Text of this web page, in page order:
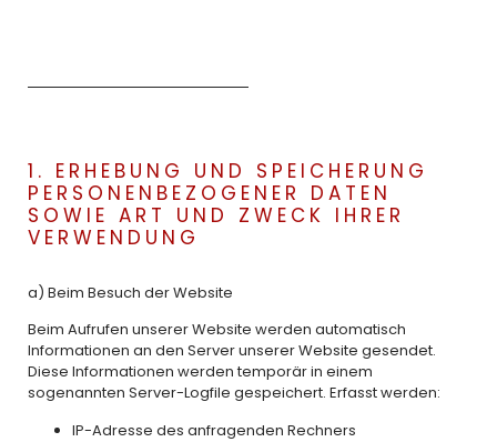
1. ERHEBUNG UND SPEICHERUNG
PERSONENBEZOGENER DATEN
SOWIE ART UND ZWECK IHRER
VERWENDUNG
a) Beim Besuch der Website
Beim Aufrufen unserer Website werden automatisch
Informationen an den Server unserer Website gesendet.
Diese Informationen werden temporär in einem
sogenannten Server-Logfile gespeichert. Erfasst werden:
IP-Adresse des anfragenden Rechners